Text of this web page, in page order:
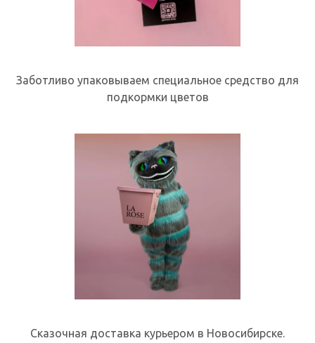
Заботливо упаковываем специальное средство для
подкормки цветов
Сказочная доставка курьером в Новосибирске.